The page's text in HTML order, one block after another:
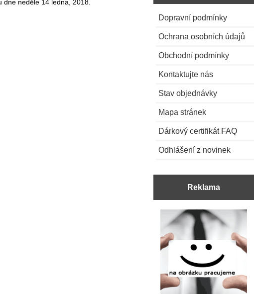
dne neděle 14 ledna, 2018.
Dopravní podmínky
Ochrana osobních údajů
Obchodní podmínky
Kontaktujte nás
Stav objednávky
Mapa stránek
Dárkový certifikát FAQ
Odhlášení z novinek
Reklama